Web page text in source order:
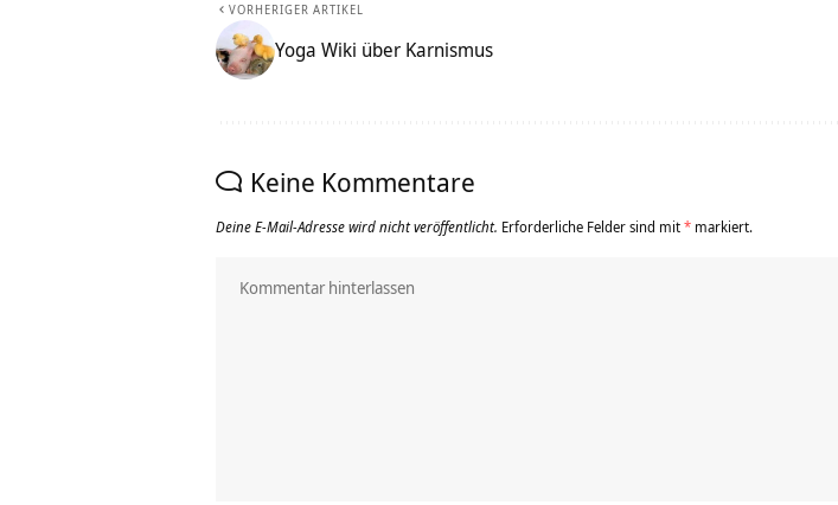
VORHERIGER ARTIKEL
Yoga Wiki über Karnismus
Keine Kommentare
Deine E-Mail-Adresse wird nicht veröffentlicht. Erforderliche Felder sind mit* markiert.